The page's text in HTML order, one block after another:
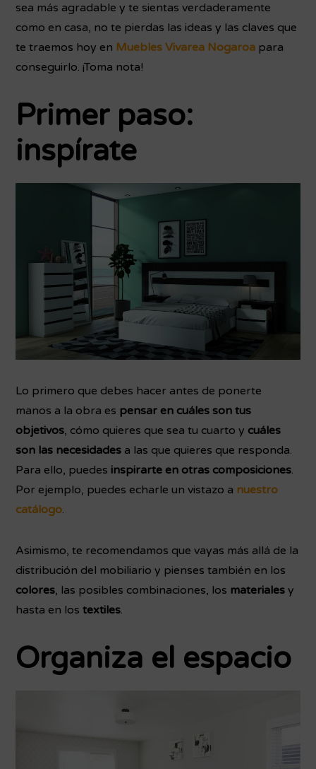
sea más agradable y te sientas verdaderamente
como en casa, no te pierdas las ideas y las claves que
te traemos hoy en Muebles Vivarea Nogaroa para
conseguirlo. ¡Toma nota!
Primer paso:
inspírate
Lo primero que debes hacer antes de ponerte
manos a la obra es pensar en cuáles son tus
objetivos, cómo quieres que sea tu cuarto y cuáles
son las necesidades a las que quieres que responda.
Para ello, puedesinspirarte en otras composiciones.
Por ejemplo, puedes echarle un vistazo a nuestro
catálogo.
Asimismo, te recomendamos que vayas más allá de la
distribución del mobiliario y pienses también en los
colores, las posibles combinaciones, los materiales y
hasta en lostextiles.
Organiza el espacio